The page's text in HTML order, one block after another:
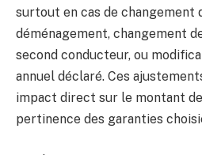
surtout en cas de changement
déménagement, changement
second conducteur, ou
annuel déclaré. Ces
impact direct sur le montant
pertinence des garanties